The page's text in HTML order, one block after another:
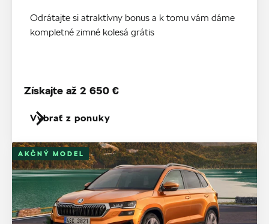
Odrátajte si atraktívny bonus a k tomu vám dáme
kompletné zimné kolesá grátis
Vybrať z ponuky
Získajte až 2 650 €
AKČNÝ MODEL